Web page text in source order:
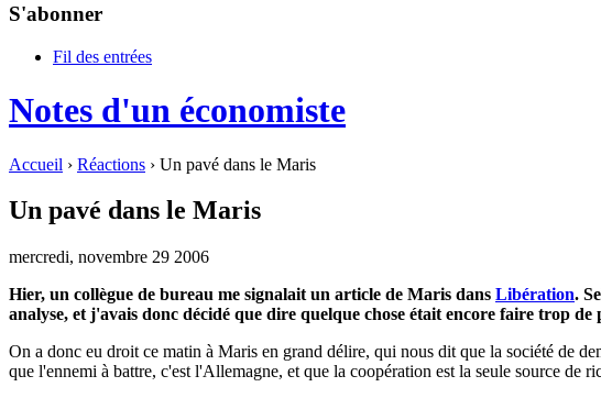
S'abonner
Fil des entrées
Notes d'un économiste
Accueil › Réactions › Un pavé dans le Maris
Un pavé dans le Maris
mercredi, novembre 29 2006
Hier, un collègue de bureau me signalait un article de Maris dans Libération.
analyse, et j'avais donc décidé que dire quelque chose était encore faire trop
On a donc eu droit ce matin à Maris en grand délire, qui nous dit que la société de
que l'ennemi à battre, c'est l'Allemagne, et que la coopération est la seule source de